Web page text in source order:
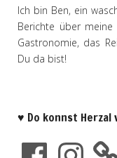
Ich bin Ben, ein
Berichte über
Gastronomie, das
Du da bist!
♥ Do konnst Herzal